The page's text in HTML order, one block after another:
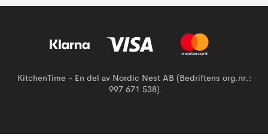
KitchenTime - En del av Nordic Nest AB (Bedriftens org.nr.:
997 671 538)